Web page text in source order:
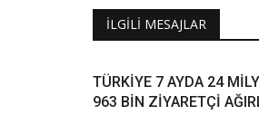
İLGILI MESAJLAR
TÜRKİYE 7 AYDA 24
963 BİN ZİYARETÇİ